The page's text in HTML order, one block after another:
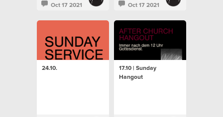
Oct 17 2021
Oct 17 2021
24.10.
17.10 | Sunday
Hangout